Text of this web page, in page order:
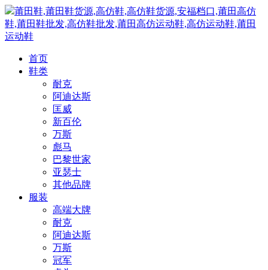
莆田鞋,莆田鞋货源,高仿鞋,高仿鞋货源,安福档口,莆田高仿
鞋,莆田鞋批发,高仿鞋批发,莆田高仿运动鞋,高仿运动鞋,莆田
运动鞋
首页
鞋类
耐克
阿迪达斯
匡威
新百伦
万斯
彪马
巴黎世家
亚瑟士
其他品牌
服装
高端大牌
耐克
阿迪达斯
万斯
冠军